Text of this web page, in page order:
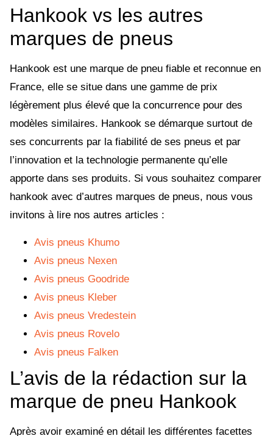
Hankook vs les autres
marques de pneus
Hankook est une marque de pneu fiable et reconnue en
France, elle se situe dans une gamme de prix
légèrement plus élevé que la concurrence pour des
modèles similaires. Hankook se démarque surtout de
ses concurrents par la fiabilité de ses pneus et par
l’innovation et la technologie permanente qu’elle
apporte dans ses produits. Si vous souhaitez comparer
hankook avec d’autres marques de pneus, nous vous
invitons à lire nos autres articles :
Avis pneus Khumo
Avis pneus Nexen
Avis pneus Goodride
Avis pneus Kleber
Avis pneus Vredestein
Avis pneus Rovelo
Avis pneus Falken
L’avis de la rédaction sur la
marque de pneu Hankook
Après avoir examiné en détail les différentes facettes